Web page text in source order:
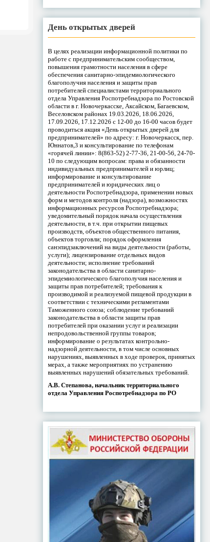
День открытых дверей
В целях реализации информационной политики по
работе с предпринимательским сообществом,
повышения грамотности населения в сфере
обеспечения санитарно-эпидемиологического
благополучия населения и защиты прав
потребителей специалистами территориального
отдела Управления Роспотребнадзора по Ростовской
области в г. Новочеркасске, Аксайском, Багаевском,
Веселовском районах 19.03.2026, 18.06.2026,
17.09.2026, 17.12.2026 с 12-00 до 16-00 часов будет
проводиться акция «День открытых дверей для
предпринимателей» по адресу: г. Новочеркасск, пер.
Юннатов,3 и консультирование по телефонам
«горячей линии»: 8(863-52) 2-77-36, 21-00-56, 24-70-
10 по следующим вопросам: права и обязанности
индивидуальных предпринимателей и юрлиц;
информирование и консультирование
предпринимателей и юридических лиц о
деятельности Роспотребнадзора, применении новых
форм и методов контроля (надзора), возможностях
информационных ресурсов Роспотребнадзора;
уведомительный порядок начала осуществления
деятельности, в т.ч. при открытии пищевых
производств, объектов общественного питания,
объектов торговли; порядок оформления
санэпидзаключений на виды деятельности (работы,
услуги); лицензирование отдельных видов
деятельности; исполнение требований
законодательства в области санитарно-
эпидемиологического благополучия населения и
защиты прав потребителей; требования к
производимой и реализуемой пищевой продукции в
соответствии с техническими регламентами
Таможенного союза; соблюдение требований
законодательства в области защиты прав
потребителей при оказании услуг и реализации
непродовольственной группы товаров;
информирование о результатах контрольно-
надзорной деятельности, в том числе основных
нарушениях, выявленных в ходе проверок, принятых
мерах, а также мероприятиях по устранению
выявленных нарушений обязательных требований.
А.В. Степанова, начальник территориального
отдела Управления Роспотребнадзора по РО